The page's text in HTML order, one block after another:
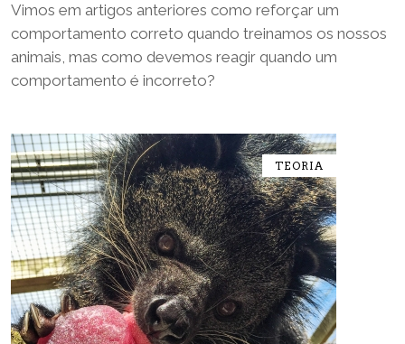
Vimos em artigos anteriores como reforçar um
comportamento correto quando treinamos os nossos
animais, mas como devemos reagir quando um
comportamento é incorreto?
TEORIA